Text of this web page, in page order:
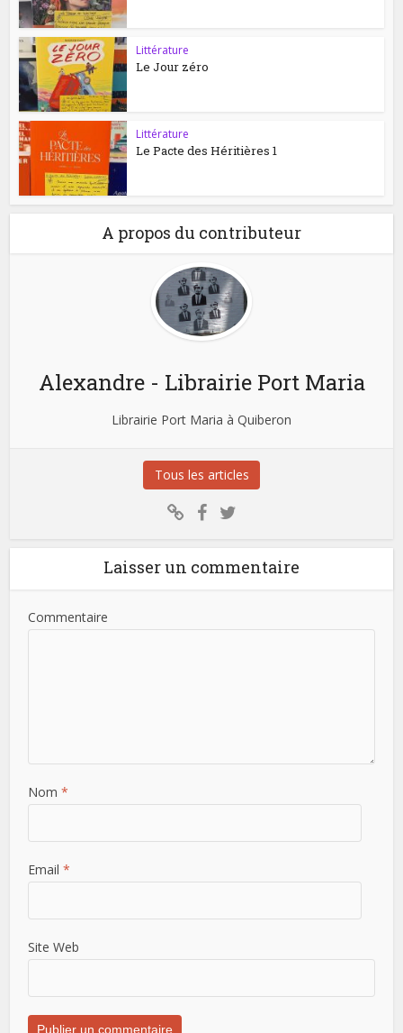
Littérature
Le Jour zéro
Littérature
Le Pacte des Héritières 1
A propos du contributeur
Alexandre - Librairie Port Maria
Librairie Port Maria à Quiberon
Tous les articles
Laisser un commentaire
Commentaire
Nom *
Email *
Site Web